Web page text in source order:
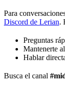
Para
Discord de Lerian.
Preguntas
Mantenerte
Hablar
Busca el canal